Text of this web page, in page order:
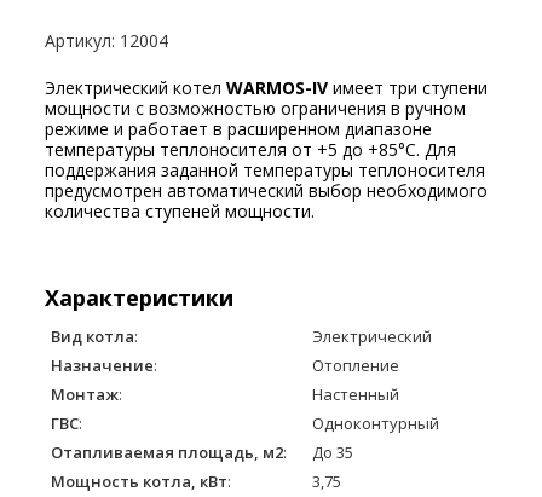
Артикул: 12004
Электрический котел WARMOS-IV имеет три ступени
мощности с возможностью ограничения в ручном
режиме и работает в расширенном диапазоне
температуры теплоносителя от +5 до +85°C. Для
поддержания заданной температуры теплоносителя
предусмотрен автоматический выбор необходимого
количества ступеней мощности.
Характеристики
Вид котла:
Электрический
Назначение:
Отопление
Монтаж:
Настенный
ГВС:
Одноконтурный
Отапливаемая площадь, м2:
До 35
Мощность котла, кВт:
3,75